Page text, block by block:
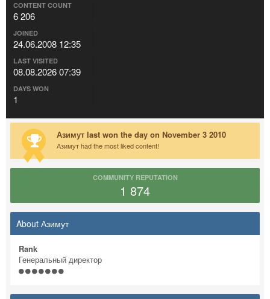
CONTENT COUNT
6 206
JOINED
24.06.2008 12:35
LAST VISITED
08.08.2026 07:39
DAYS WON
1
Азимут last won the day on November 3 2010
Азимут had the most liked content!
COMMUNITY REPUTATION
1 874
About Азимут
Rank
Генеральный директор